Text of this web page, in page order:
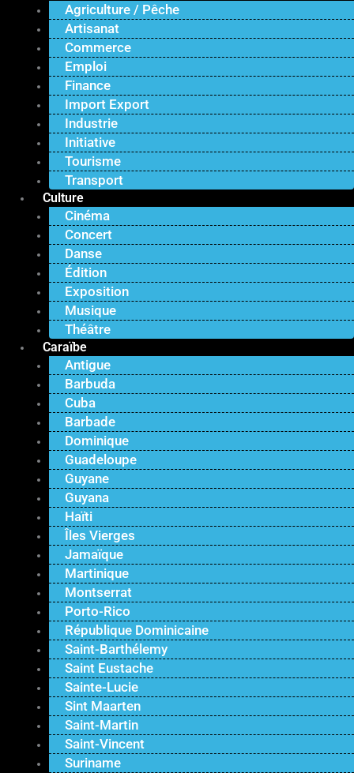
Agriculture / Pêche
Artisanat
Commerce
Emploi
Finance
Import Export
Industrie
Initiative
Tourisme
Transport
Culture
Cinéma
Concert
Danse
Édition
Exposition
Musique
Théâtre
Caraïbe
Antigue
Barbuda
Cuba
Barbade
Dominique
Guadeloupe
Guyane
Guyana
Haïti
Îles Vierges
Jamaïque
Martinique
Montserrat
Porto-Rico
République Dominicaine
Saint-Barthélemy
Saint Eustache
Sainte-Lucie
Sint Maarten
Saint-Martin
Saint-Vincent
Suriname